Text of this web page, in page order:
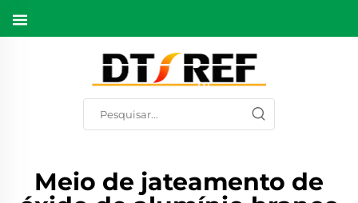
Meio de jateamento de